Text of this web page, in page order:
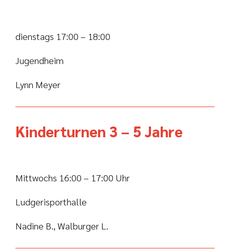
dienstags 17:00 – 18:00
Jugendheim
Lynn Meyer
Kinderturnen 3 – 5 Jahre
Mittwochs 16:00 – 17:00 Uhr
Ludgerisporthalle
Nadine B., Walburger L.